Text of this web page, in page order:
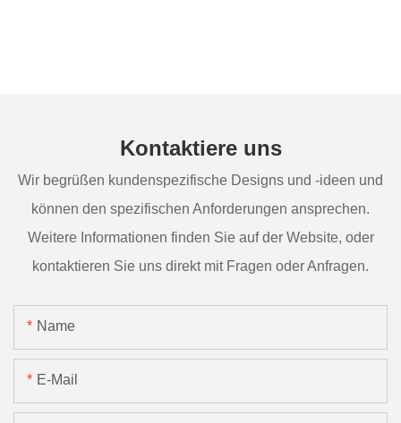
Kontaktiere uns
Wir begrüßen kundenspezifische Designs und -ideen und
können den spezifischen Anforderungen ansprechen.
Weitere Informationen finden Sie auf der Website, oder
kontaktieren Sie uns direkt mit Fragen oder Anfragen.
Name
E-Mail